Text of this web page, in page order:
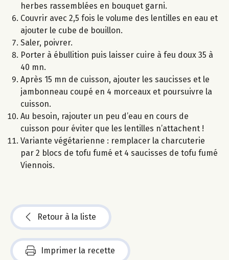
herbes rassemblées en bouquet garni.
Couvrir avec 2,5 fois le volume des lentilles en eau et
ajouter le cube de bouillon.
Saler, poivrer.
Porter à ébullition puis laisser cuire à feu doux 35 à
40 mn.
Après 15 mn de cuisson, ajouter les saucisses et le
jambonneau coupé en 4 morceaux et poursuivre la
cuisson.
Au besoin, rajouter un peu d’eau en cours de
cuisson pour éviter que les lentilles n’attachent !
Variante végétarienne : remplacer la charcuterie
par 2 blocs de tofu fumé et 4 saucisses de tofu fumé
Viennois.
Retour à la liste
Imprimer la recette